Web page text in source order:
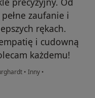
zaufanie i
rękach.
i cudowną
każdemu!
• Inny •